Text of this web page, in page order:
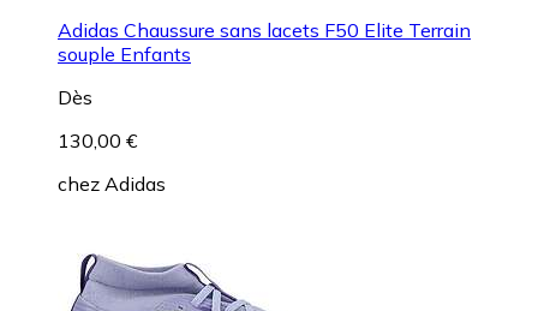
Adidas Chaussure sans lacets F50 Elite Terrain
souple Enfants
Dès
130,00 €
chez Adidas